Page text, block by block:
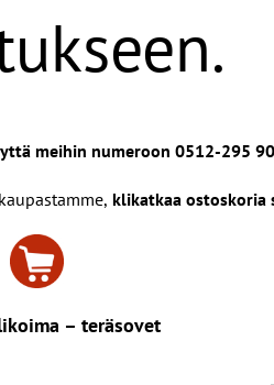
meihin numeroon 0512-295 90
klikatkaa ostoskoria
– teräsovet